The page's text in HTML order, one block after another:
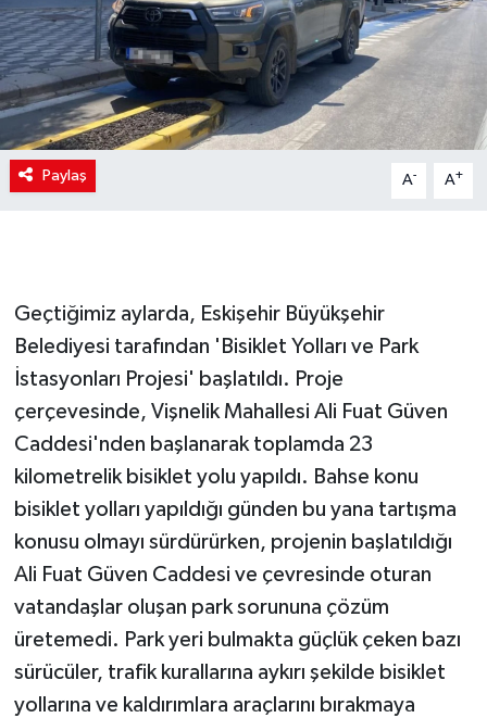
Paylaş A- A+
Geçtiğimiz aylarda, Eskişehir Büyükşehir
Belediyesi tarafından 'Bisiklet Yolları ve Park
İstasyonları Projesi' başlatıldı. Proje
çerçevesinde, Vişnelik Mahallesi Ali Fuat Güven
Caddesi'nden başlanarak toplamda 23
kilometrelik bisiklet yolu yapıldı. Bahse konu
bisiklet yolları yapıldığı günden bu yana tartışma
konusu olmayı sürdürürken, projenin başlatıldığı
Ali Fuat Güven Caddesi ve çevresinde oturan
vatandaşlar oluşan park sorununa çözüm
üretemedi. Park yeri bulmakta güçlük çeken bazı
sürücüler, trafik kurallarına aykırı şekilde bisiklet
yollarına ve kaldırımlara araçlarını bırakmaya